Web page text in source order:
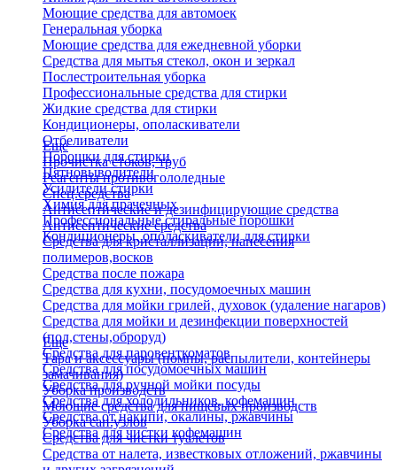
Моющие средства для автомоек
Генеральная уборка
Моющие средства для ежедневной уборки
Средства для мытья стекол, окон и зеркал
Послестроительная уборка
Профессиональные средства для стирки
Жидкие средства для стирки
Кондиционеры, ополаскиватели
Отбеливатели
Порошки для стирки
Пятновыводители
Усилители стирки
Химия для прачечных
Профессиональные стиральные порошки
Кондиционеры, ополаскиватели для стирки
Еще
Прочистка стоков, труб
Реагенты противогололедные
Спец.средства
Антисептические и дезинфицирующие средства
Антисептические средства
Средства для кристаллизации, нанесения
полимеров,восков
Средства после пожара
Средства для кухни, посудомоечных машин
Средства для мойки грилей, духовок (удаление нагаров)
Средства для мойки и дезинфекции поверхностей
(пол,стены,оброруд)
Средства для паровенткоматов
Средства для посудомоечных машин
Средства для ручной мойки посуды
Средства для холодильников, кофемашин
Средства от накипи, окалины, ржавчины
Средства для чистки кофемашин
Еще
Тара и аксессуары (помпы, распылители, контейнеры
замачивания)
Уборка производств
Моющие средства для пищевых производств
Уборка сан.узлов
Средства для чистки туалетов
Средства от налета, известковых отложений, ржавчины